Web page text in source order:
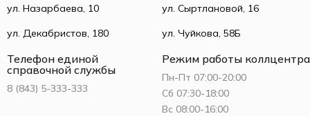
ул. Назарбаева, 10
ул. Сыртлановой, 16
ул. Декабристов, 180
ул. Чуйкова, 58Б
Телефон единой
справочной службы
8 (843) 5-333-333
Режим работы коллцентра
Пн-Пт 07:00-20:00
Сб 07:30-18:00
Вс 08:00-16:00